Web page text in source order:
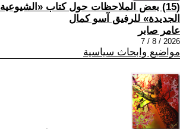
(15) بعض الملاحظات حول كتاب «الشيوعية
الجديدة» للرفيق آسو كمال
عامر صابر
2026 / 8 / 7
مواضيع وابحاث سياسية